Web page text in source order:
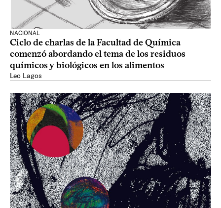
NACIONAL
Ciclo de charlas de la Facultad de Química
comenzó abordando el tema de los residuos
químicos y biológicos en los alimentos
Leo Lagos